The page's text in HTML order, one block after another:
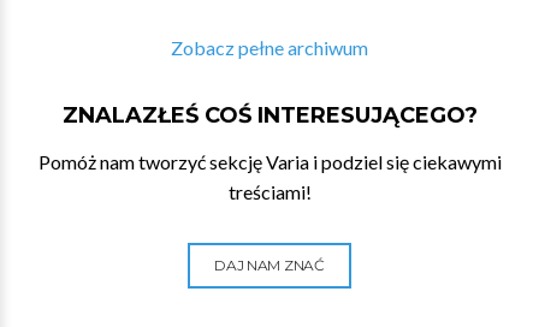
Zobacz pełne archiwum
ZNALAZŁEŚ COŚ INTERESUJĄCEGO?
Pomóż nam tworzyć sekcję Varia i podziel się ciekawymi
treściami!
DAJ NAM ZNAĆ